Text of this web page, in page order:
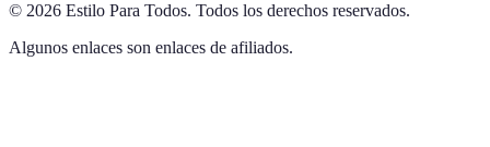
© 2026 Estilo Para Todos. Todos los derechos reservados.
Algunos enlaces son enlaces de afiliados.